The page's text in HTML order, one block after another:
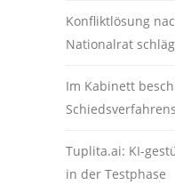
Konfliktlösung
Nationalrat
Im Kabinett
Tuplita.ai: KI-
in der Testphase